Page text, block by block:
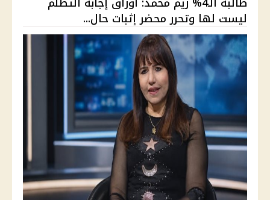
ليست لها وتحرر محضر إثبات حال...